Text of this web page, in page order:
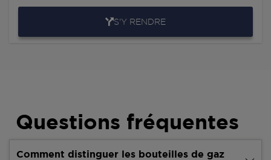
S'Y RENDRE
Questions fréquentes
Comment distinguer les bouteilles de gaz